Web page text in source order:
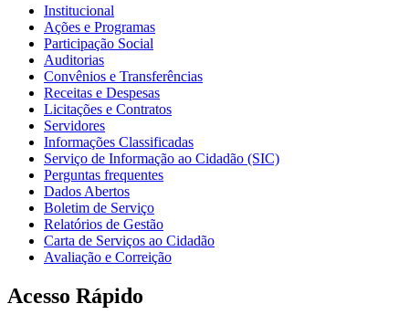
Institucional
Ações e Programas
Participação Social
Auditorias
Convênios e Transferências
Receitas e Despesas
Licitações e Contratos
Servidores
Informações Classificadas
Serviço de Informação ao Cidadão (SIC)
Perguntas frequentes
Dados Abertos
Boletim de Serviço
Relatórios de Gestão
Carta de Serviços ao Cidadão
Avaliação e Correição
Acesso Rápido